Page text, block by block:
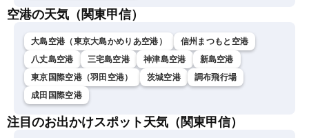
空港の天気（関東甲信）
大島空港（東京大島かめりあ空港）
信州まつもと空港
八丈島空港
三宅島空港 神津島空港
新島空港
東京国際空港（羽田空港）
茨城空港
調布飛行場
成田国際空港
注目のお出かけスポット天気（関東甲信）